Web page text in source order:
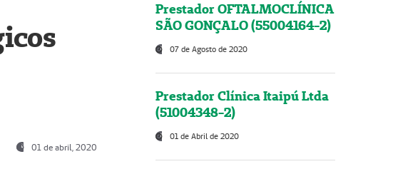
01 de abril, 2020
Prestador OFTALMOCLÍNICA
SÃO GONÇALO (55004164-2)
07 de Agosto de 2020
Prestador Clínica Itaipú Ltda
(51004348-2)
01 de Abril de 2020